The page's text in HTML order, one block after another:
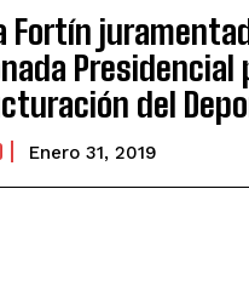
Fortín
Presidencial
del
Enero 31, 2019